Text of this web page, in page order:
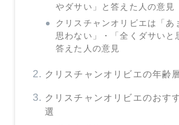
やダサい」と答えた人の意見
クリスチャンオリビエは「あ
思わない」・「全くダサいと
答えた人の意見
クリスチャンオリビエの年齢
クリスチャンオリビエのおす
選